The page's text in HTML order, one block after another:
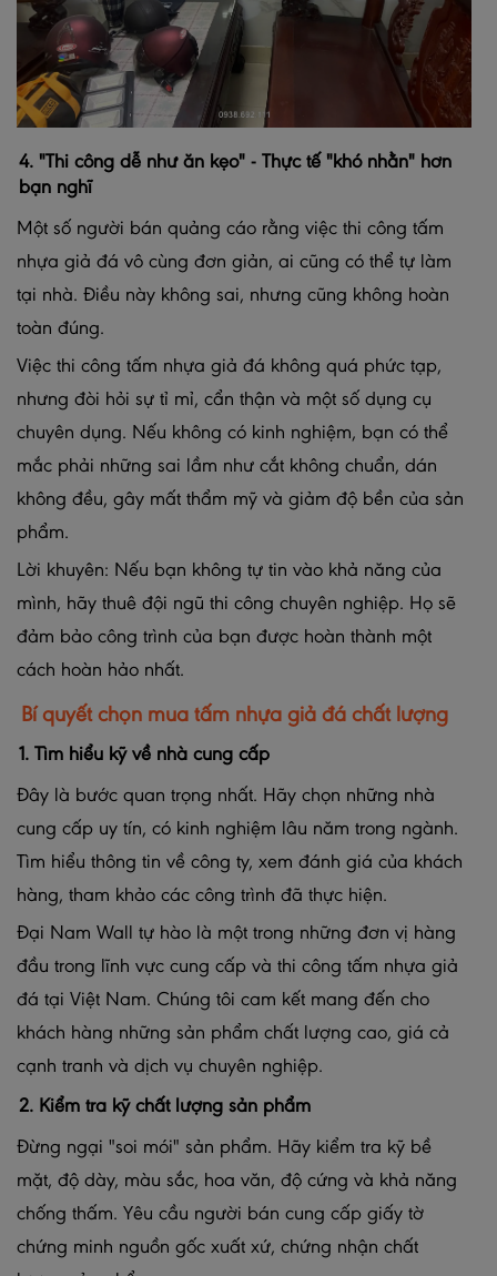
4. "Thi công dễ như ăn kẹo" - Thực tế "khó nhằn" hơn
bạn nghĩ
Một số người bán quảng cáo rằng việc thi công tấm
nhựa giả đá vô cùng đơn giản, ai cũng có thể tự làm
tại nhà. Điều này không sai, nhưng cũng không hoàn
toàn đúng.
Việc thi công tấm nhựa giả đá không quá phức tạp,
nhưng đòi hỏi sự tỉ mỉ, cẩn thận và một số dụng cụ
chuyên dụng. Nếu không có kinh nghiệm, bạn có thể
mắc phải những sai lầm như cắt không chuẩn, dán
không đều, gây mất thẩm mỹ và giảm độ bền của sản
phẩm.
Lời khuyên: Nếu bạn không tự tin vào khả năng của
mình, hãy thuê đội ngũ thi công chuyên nghiệp. Họ sẽ
đảm bảo công trình của bạn được hoàn thành một
cách hoàn hảo nhất.
Bí quyết chọn mua tấm nhựa giả đá chất lượng
1. Tìm hiểu kỹ về nhà cung cấp
Đây là bước quan trọng nhất. Hãy chọn những nhà
cung cấp uy tín, có kinh nghiệm lâu năm trong ngành.
Tìm hiểu thông tin về công ty, xem đánh giá của khách
hàng, tham khảo các công trình đã thực hiện.
Đại Nam Wall tự hào là một trong những đơn vị hàng
đầu trong lĩnh vực cung cấp và thi công tấm nhựa giả
đá tại Việt Nam. Chúng tôi cam kết mang đến cho
khách hàng những sản phẩm chất lượng cao, giá cả
cạnh tranh và dịch vụ chuyên nghiệp.
2. Kiểm tra kỹ chất lượng sản phẩm
Đừng ngại "soi mói" sản phẩm. Hãy kiểm tra kỹ bề
mặt, độ dày, màu sắc, hoa văn, độ cứng và khả năng
chống thấm. Yêu cầu người bán cung cấp giấy tờ
chứng minh nguồn gốc xuất xứ, chứng nhận chất